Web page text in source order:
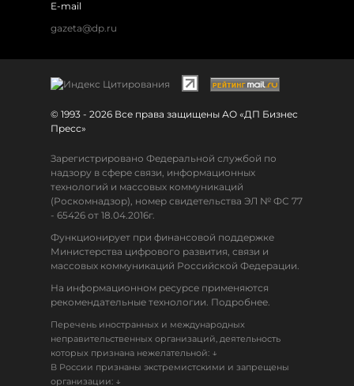
E-mail
gazeta@dp.ru
© 1993 - 2026 Все права защищены АО «ДП Бизнес
Пресс»
Зарегистрировано Федеральной службой по
надзору в сфере связи, информационных
технологий и массовых коммуникаций
(Роскомнадзор), номер свидетельства ЭЛ № ФС 77
- 65426 от 18.04.2016г.
Функционирует при финансовой поддержке
Министерства цифрового развития, связи и
массовых коммуникаций Российской Федерации.
На информационном ресурсе применяются
рекомендательные технологии. Подробнее.
Перечень иностранных и международных
неправительственных организаций, деятельность
которых признана нежелательной: ↓
В России признаны экстремистскими и запрещены
организации: ↓